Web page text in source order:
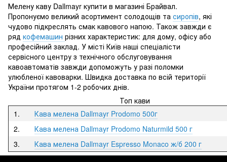
Мелену каву Dallmayr купити в магазині Брайвал.
Пропонуємо великий асортимент солодощів та сиропів, які
чудово підкреслять смак кавового напою. Також завжди є
ряд кофемашин різних характеристик: для дому, офісу або
професійний заклад. У місті Київ наші спеціалісти
сервісного центру з технічного обслуговування
кавоавтоматів завжди допоможуть у разі поломки
улюбленої кавоварки. Швидка доставка по всій території
України протягом 1-2 робочих днів.
Топ кави
1.
Кава мелена Dallmayr Prodomo 500г
2.
Кава мелена Dallmayr Prodomo Naturmild 500 г
3.
Кава мелена Dallmayr Espresso Monaco ж/б 200 г